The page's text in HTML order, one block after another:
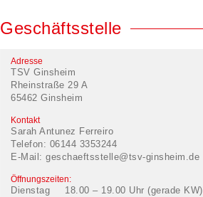
Geschäftsstelle
Adresse
TSV Ginsheim
Rheinstraße 29 A
65462 Ginsheim
Kontakt
Sarah Antunez Ferreiro
Telefon: 06144 3353244
E-Mail: geschaeftsstelle@tsv-ginsheim.de
Öffnungszeiten:
Dienstag
18.00 – 19.00 Uhr (gerade KW)